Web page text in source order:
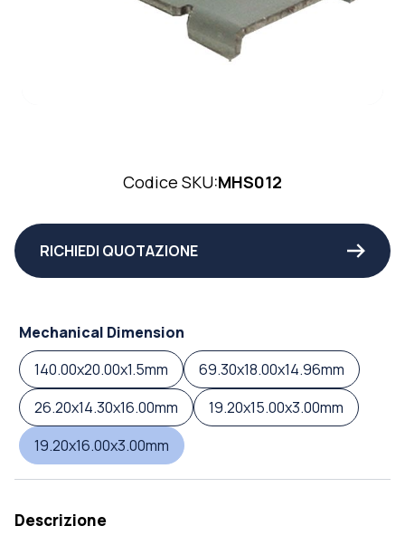
Codice SKU:MHS012
RICHIEDI QUOTAZIONE
Mechanical Dimension
140.00x20.00x1.5mm
69.30x18.00x14.96mm
26.20x14.30x16.00mm
19.20x15.00x3.00mm
19.20x16.00x3.00mm
Descrizione